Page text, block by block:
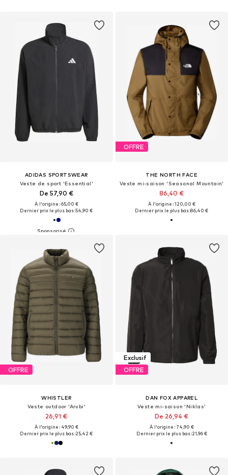
ADIDAS SPORTSWEAR
Veste de sport 'Essential'
De 57,90 €
À l'origine : 65,00 €
Dernier prix le plus bas :54,90 €
OFFRE
THE NORTH FACE
Veste mi-saison 'Seasonal Mountain'
86,40 €
À l'origine : 120,00 €
Dernier prix le plus bas :86,40 €
OFFRE
WHISTLER
Veste outdoor 'Arubi'
26,91 €
À l'origine : 49,90 €
Dernier prix le plus bas :25,42 €
Exclusif
OFFRE
DAN FOX APPAREL
Veste mi-saison 'Niklas'
De 26,94 €
À l'origine : 74,90 €
Dernier prix le plus bas :21,96 €